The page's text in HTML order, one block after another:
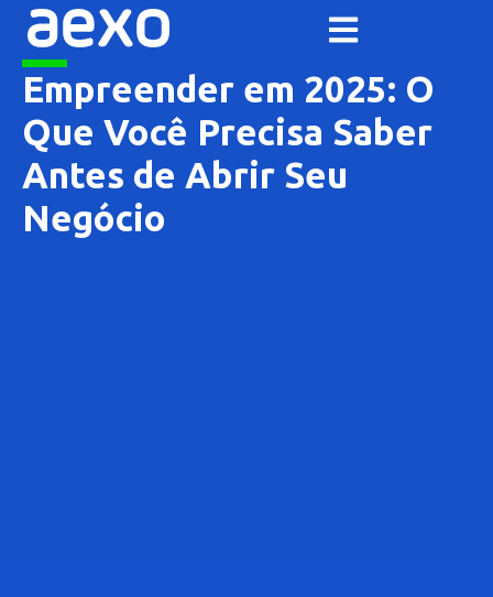
Empreender em 2025: O
Que Você Precisa Saber
Antes de Abrir Seu
Negócio